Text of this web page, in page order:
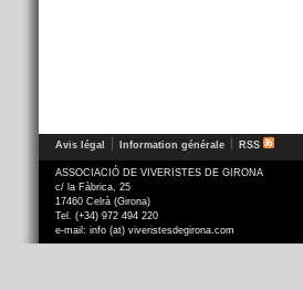
Avis légal Information générale RSS
ASSOCIACIÓ DE VIVERISTES DE GIRONA
c/ la Fàbrica, 25
17460 Celrà (Girona)
Tel. (+34) 972 494 220
e-mail: info (at) viveristesdegirona.com